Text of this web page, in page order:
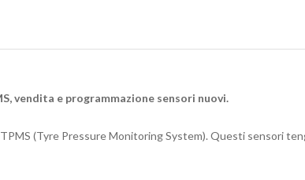
vendita e programmazione sensori nuovi.
(Tyre Pressure Monitoring System). Questi sensori